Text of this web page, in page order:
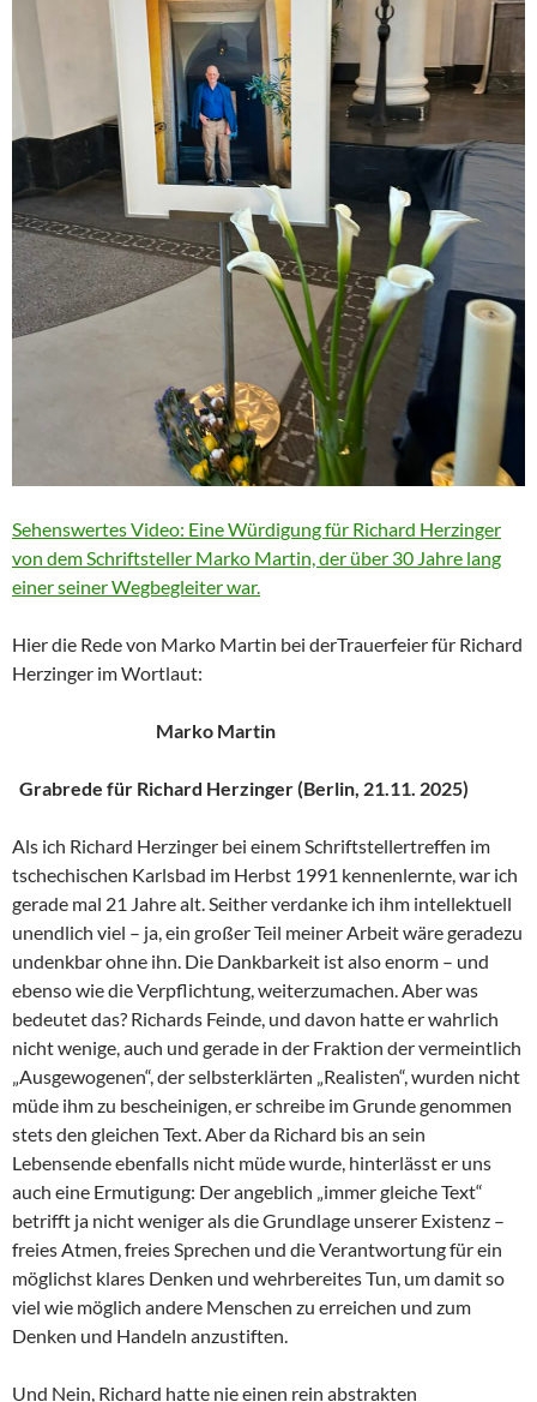
Sehenswertes Video: Eine Würdigung für Richard Herzinger
von dem Schriftsteller Marko Martin, der über 30 Jahre lang
einer seiner Wegbegleiter war.
Hier die Rede von Marko Martin bei derTrauerfeier für Richard
Herzinger im Wortlaut:
Marko Martin
Grabrede für Richard Herzinger (Berlin, 21.11. 2025)
Als ich Richard Herzinger bei einem Schriftstellertreffen im
tschechischen Karlsbad im Herbst 1991 kennenlernte, war ich
gerade mal 21 Jahre alt. Seither verdanke ich ihm intellektuell
unendlich viel – ja, ein großer Teil meiner Arbeit wäre geradezu
undenkbar ohne ihn. Die Dankbarkeit ist also enorm – und
ebenso wie die Verpflichtung, weiterzumachen. Aber was
bedeutet das? Richards Feinde, und davon hatte er wahrlich
nicht wenige, auch und gerade in der Fraktion der vermeintlich
„Ausgewogenen“, der selbsterklärten „Realisten“, wurden nicht
müde ihm zu bescheinigen, er schreibe im Grunde genommen
stets den gleichen Text. Aber da Richard bis an sein
Lebensende ebenfalls nicht müde wurde, hinterlässt er uns
auch eine Ermutigung: Der angeblich „immer gleiche Text“
betrifft ja nicht weniger als die Grundlage unserer Existenz –
freies Atmen, freies Sprechen und die Verantwortung für ein
möglichst klares Denken und wehrbereites Tun, um damit so
viel wie möglich andere Menschen zu erreichen und zum
Denken und Handeln anzustiften.
Und Nein, Richard hatte nie einen rein abstrakten